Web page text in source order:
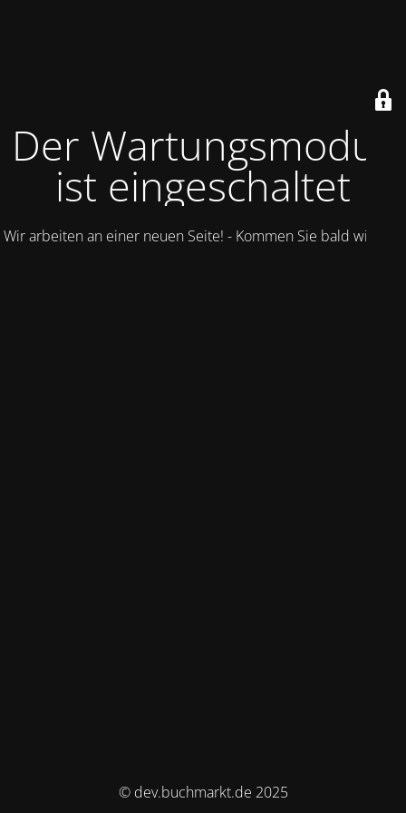
Der Wartungsmodus
ist eingeschaltet
Wir arbeiten an einer neuen Seite! - Kommen Sie bald wieder.
© dev.buchmarkt.de 2025